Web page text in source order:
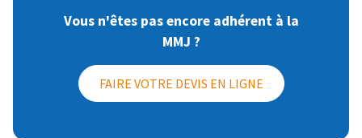
Vous n'êtes pas encore adhérent à la
MMJ ?
FAIRE VOTRE DEVIS EN LIGNE